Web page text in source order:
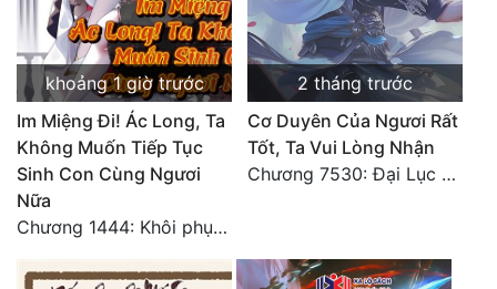
khoảng 1 giờ trước
Im Miệng Đi! Ác Long, Ta
Không Muốn Tiếp Tục
Sinh Con Cùng Ngươi
Nữa
Chương 1444: Khôi phục quỹ đạo
2 tháng trước
Cơ Duyên Của Ngươi Rất
Tốt, Ta Vui Lòng Nhận
Chương 7530: Đại Lục Khởi Nguyên – Kiến Thành 71